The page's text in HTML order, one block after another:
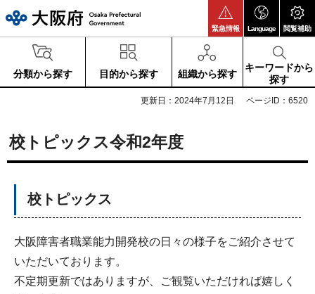
緊急情報 Language 閲覧補助
分類から探す 目的から探す 組織から探す
キーワードから
探す
更新日：2024年7月12日 ページID：6520
校トピックス令和2年度
校トピックス
大阪障害者職業能力開発校の日々の様子をご紹介させて
いただいております。
不定期更新ではありますが、ご観覧いただければ嬉しく